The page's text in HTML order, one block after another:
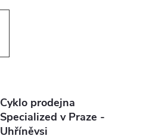
Cyklo prodejna
Specialized v Praze -
Uhříněvsi